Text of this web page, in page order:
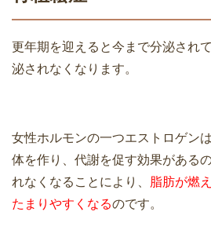
更年期を迎えると今まで分泌され
泌されなくなります。
女性ホルモンの一つエストロゲン
体を作り、代謝を促す効果がある
れなくなることにより、
脂肪が燃
たまりやすくなるのです。